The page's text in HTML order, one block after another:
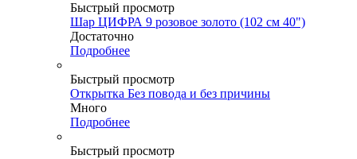
Быстрый просмотр
Шар ЦИФРА 9 розовое золото (102 см 40")
Достаточно
Подробнее
Быстрый просмотр
Открытка Без повода и без причины
Много
Подробнее
Быстрый просмотр